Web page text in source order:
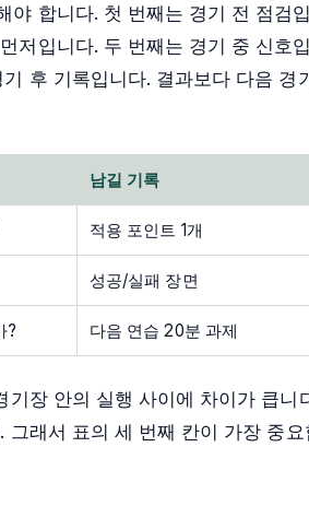
합니다. 첫 번째는 경기 전 점검
저입니다. 두 번째는 경기 중 신호
후 기록입니다. 결과보다 다음 경
남길 기록
적용 포인트 1개
성공/실패 장면
? 다음 연습 20분 과제
장 안의 실행 사이에 차이가 큽니
래서 표의 세 번째 칸이 가장 중